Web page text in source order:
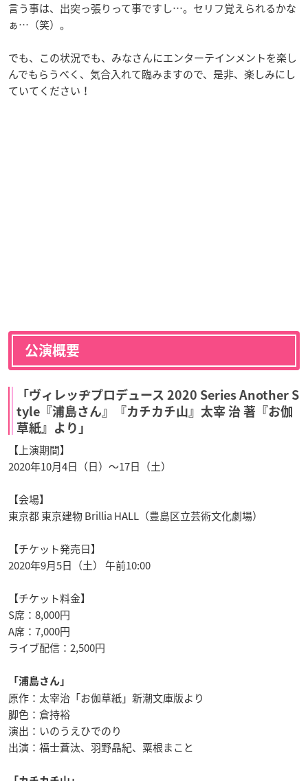
言う事は、出突っ張りって事ですし…。セリフ覚えられるかな
ぁ…（笑）。
でも、この状況でも、みなさんにエンターテインメントを楽し
んでもらうべく、気合入れて臨みますので、是非、楽しみにし
ていてください！
公演概要
「ヴィレッヂプロデュース 2020 Series Another S
tyle『浦島さん』『カチカチ山』太宰 治 著『お伽
草紙』より」
【上演期間】
2020年10月4日（日）～17日（土）
【会場】
東京都 東京建物 Brillia HALL（豊島区立芸術文化劇場）
【チケット発売日】
2020年9月5日（土） 午前10:00
【チケット料金】
S席：8,000円
A席：7,000円
ライブ配信：2,500円
「浦島さん」
原作：太宰治「お伽草紙」新潮文庫版より
脚色：倉持裕
演出：いのうえひでのり
出演：福士蒼汰、羽野晶紀、粟根まこと